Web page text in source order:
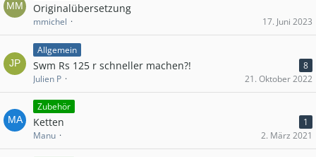
Originalübersetzung
mmichel 17. Juni 2023
Allgemein
Swm Rs 125 r schneller machen?!
8
Julien P
21. Oktober 2022
Zubehör
Ketten
1
Manu
2. März 2021